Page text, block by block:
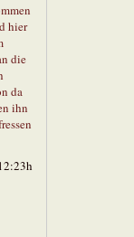
hier
die
da
ihn